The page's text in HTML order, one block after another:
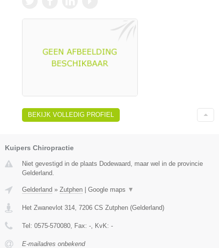
BEKIJK VOLLEDIG PROFIEL
Kuipers Chiropractie
Niet gevestigd in de plaats Dodewaard, maar wel in de provincie
Gelderland.
Gelderland » Zutphen | Google maps ▼
Het Zwanevlot 314 7206 CS Zutphen (Gelderland)
Tel: 0575-570080 , Fax: - , KvK: -
E-mailadres onbekend